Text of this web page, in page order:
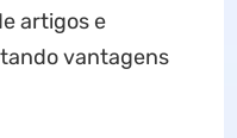
artigos e
vantagens